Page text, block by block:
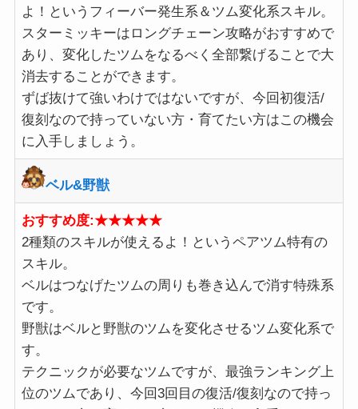
よ！というフィーバー発生系＆ツム変化系スキル。
スターミッキーはロングチェーン攻略がおすすめで
あり、変化したツムをなるべく全部繋げることで大
消去することができます。
ずば抜けて強いわけではないですが、今回初復活/
復刻なので持っていない方・育てたい方はこの機会
に入手しましょう。
ベル&野獣
おすすめ度:★★★★★
2種類のスキルが使えるよ！というペアツム特有の
スキル。
ベルはつなげたツムの周りも巻き込んで消す特殊系
です。
野獣はベルと野獣のツムを変化させるツム変化系で
す。
テクニックが必要なツムですが、最強ランキング上
位のツムであり、今回3回目の復活/復刻なので持っ